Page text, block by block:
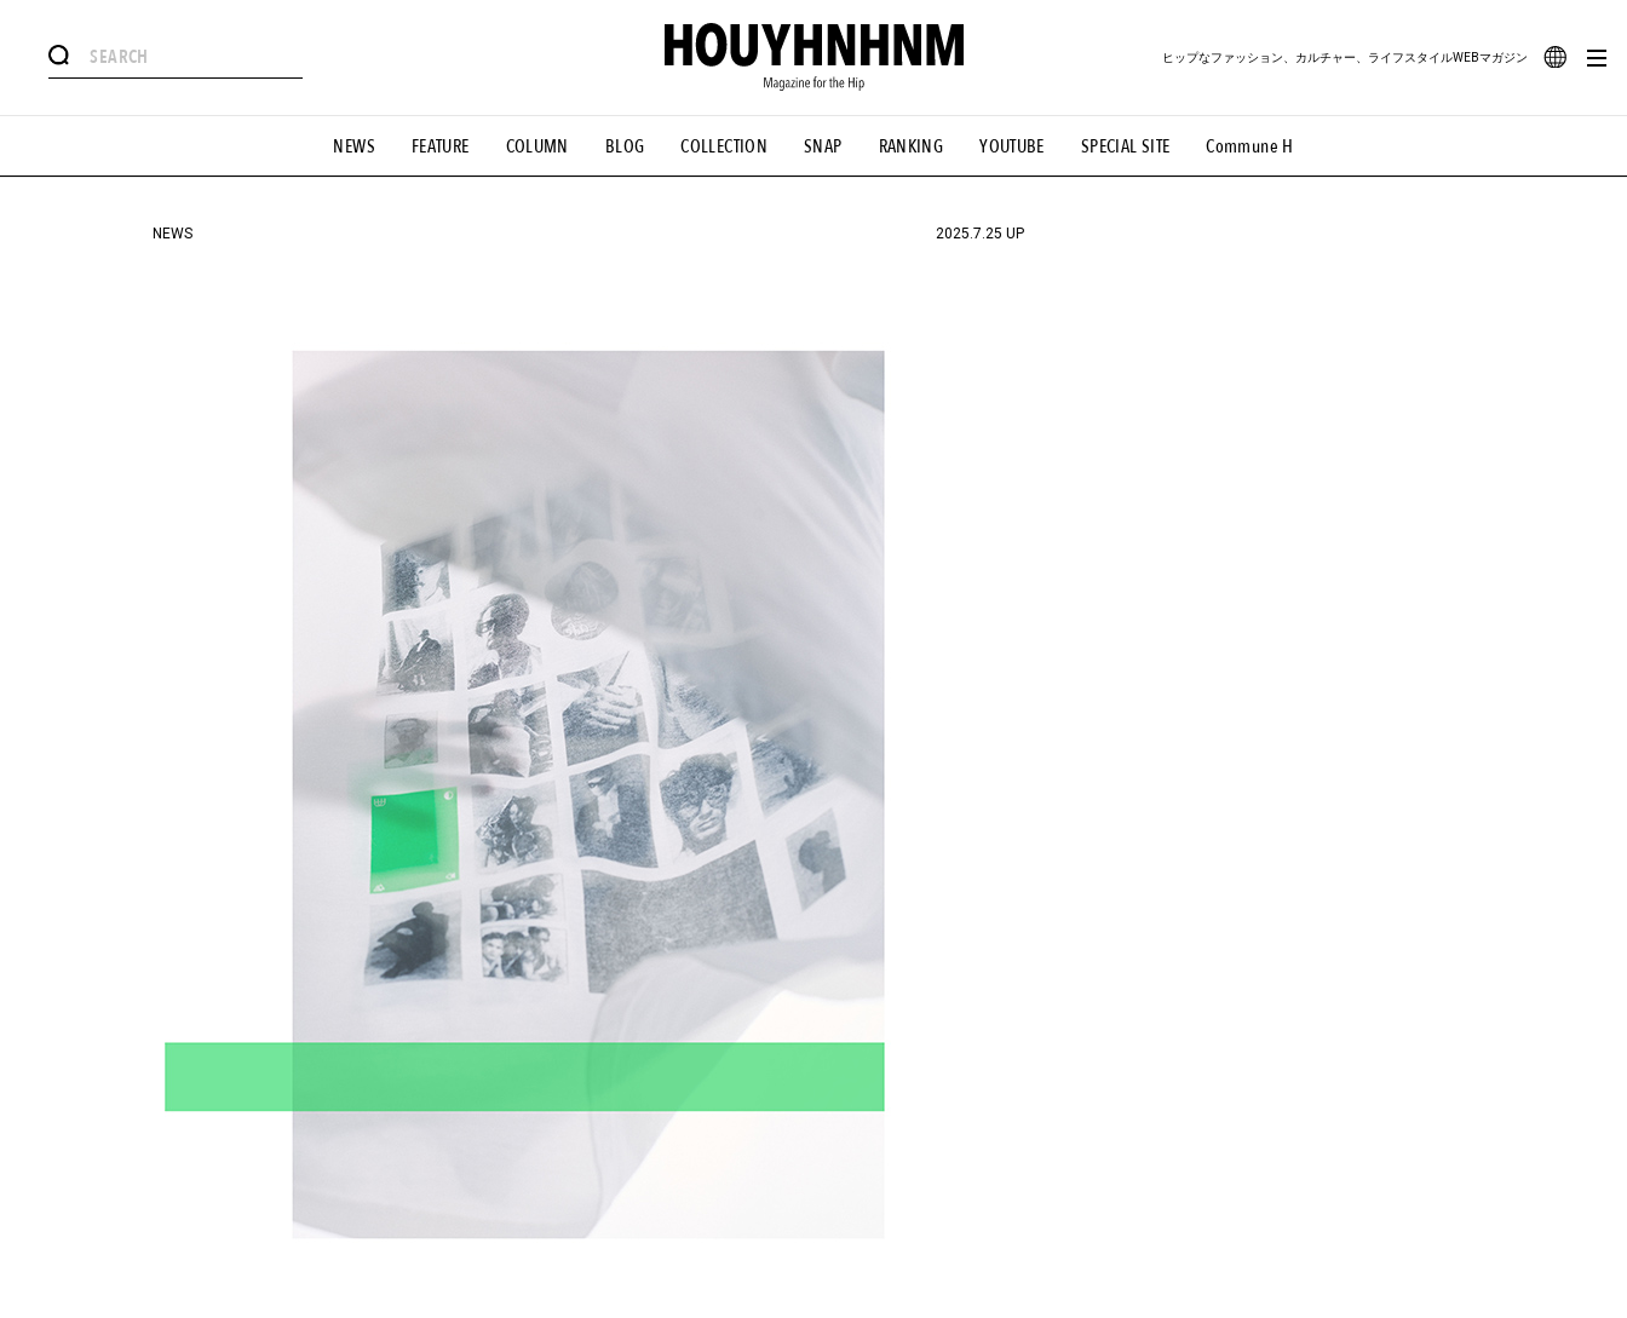
NEWS FEATURE COLUMN BLOG COLLECTION SNAP RANKING YOUTUBE SPECIAL SITE Commune H
ヒップなファッション、カルチャー、ライフスタイルWEBマガジン
#憧れの逸品 #ESSENTIAL DESIGNS #古着サミット #NEW VINTAGE #マイナーグッド図鑑 #路地裏てぃーん。 #MONTHLY JOURNAL
#GH 銘品の所以 #フイナムのYouTube #Commune H #FOCUS IT #AH.H #ととけん #FASHION #MUSIC #MOVIE #LIFESTYLE #SNEAKER #OUTDOOR
#HANDSOME HANDBOOK
NEWS 2025.7.25 UP